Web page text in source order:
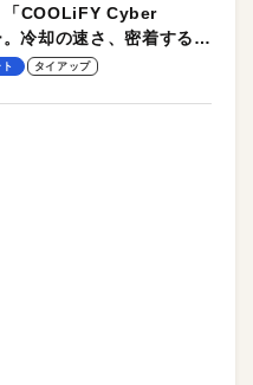
「COOLiFY Cyber
冷却の速さ、密着する冷
プルな操作性がグッド！
タイアップ